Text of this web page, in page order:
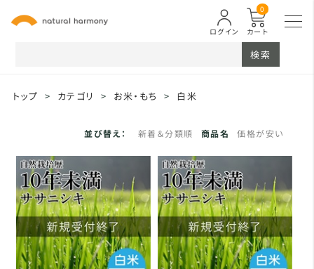
カート
0
ログイン
検索
トップ > カテゴリ > お米・もち > 白米
並び替え： 新着＆分類順 商品名 価格が安い